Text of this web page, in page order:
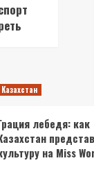
Казахстан
лебедя: как
на Miss